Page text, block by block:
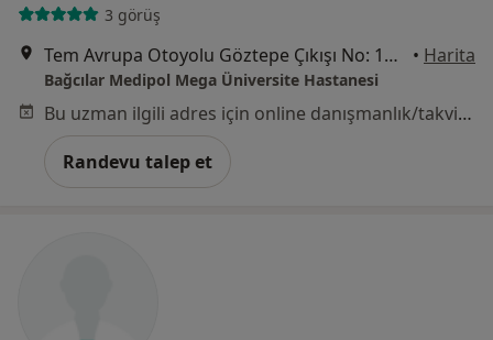
3 görüş
Tem Avrupa Otoyolu Göztepe Çıkışı No: 1Bağcılar, İstanbul • Harita
Bağcılar Medipol Mega Üniversite Hastanesi
Bu uzman ilgili adres için online danışmanlık/takvim sunmuyor.
Randevu talep et